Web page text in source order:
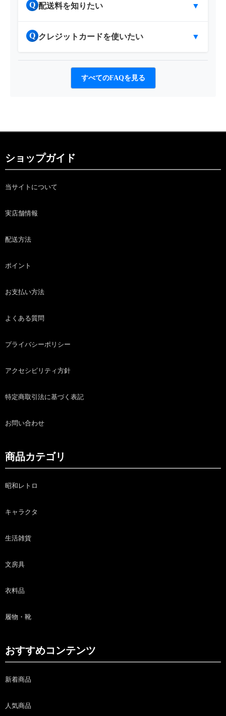
Q 配送料を知りたい ▼
Q クレジットカードを使いたい ▼
すべてのFAQを見る
ショップガイド
当サイトについて
実店舗情報
配送方法
ポイント
お支払い方法
よくある質問
プライバシーポリシー
アクセシビリティ方針
特定商取引法に基づく表記
お問い合わせ
商品カテゴリ
昭和レトロ
キャラクタ
生活雑貨
文房具
衣料品
履物・靴
おすすめコンテンツ
新着商品
人気商品